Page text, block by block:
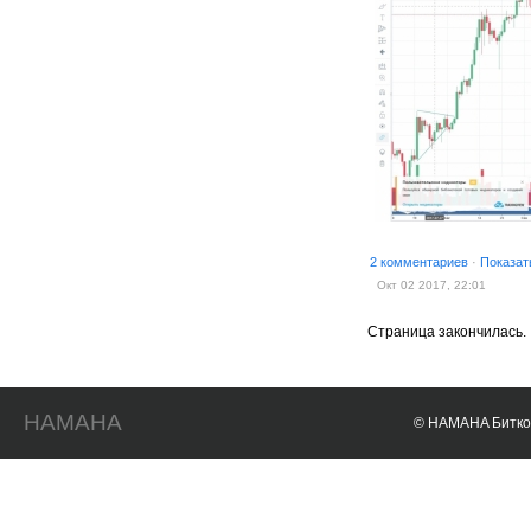
2 комментариев ·
Окт 02 2017, 22:01
Страница закончилась.
HAMAHA © HAMAHA